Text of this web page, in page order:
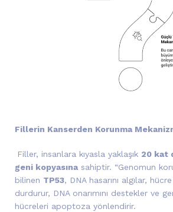
Fillerin Kanserden Korunma
Filler, insanlara kıyasla yaklaşık 20 kat
geni kopyasına sahiptir. “Genomun
bilinen TP53, DNA hasarını algılar,
durdurur, DNA onarımını destekler ve
hücreleri apoptoza yönlendirir.